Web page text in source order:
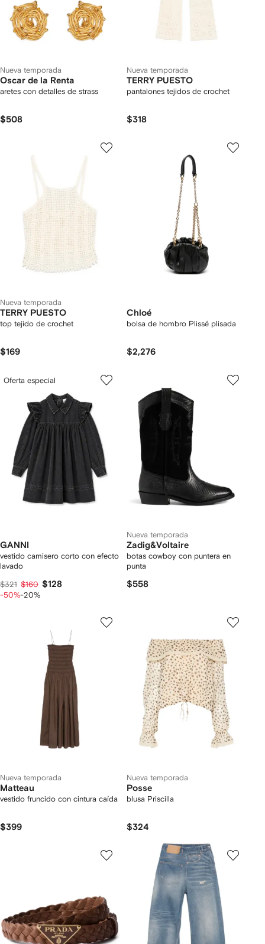
Nueva temporada
Oscar de la Renta
aretes con detalles de strass
$508
Nueva temporada
TERRY PUESTO
pantalones tejidos de crochet
$318
Nueva temporada
TERRY PUESTO
top tejido de crochet
$169
Chloé
bolsa de hombro Plissé plisada
$2,276
Oferta especial
GANNI
vestido camisero corto con efecto
lavado
$321 $160 $128
-50%-20%
Nueva temporada
Zadig&Voltaire
botas cowboy con puntera en
punta
$558
Nueva temporada
Matteau
vestido fruncido con cintura caída
$399
Nueva temporada
Posse
blusa Priscilla
$324